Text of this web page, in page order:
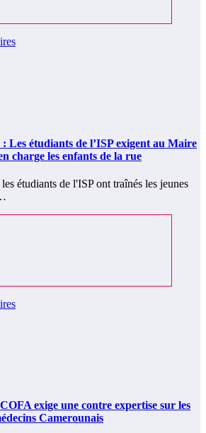
étudiants de l’ISP exigent au Maire
charge les enfants de la rue
étudiants de l'ISP ont traînés les jeunes
exige une contre expertise sur les
Camerounais